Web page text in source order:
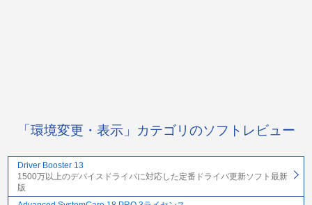
「環境変更・表示」カテゴリのソフトレビュー
Driver Booster 13
1500万以上のデバイスドライバに対応した定番ドライバ更新ソフト最新
版